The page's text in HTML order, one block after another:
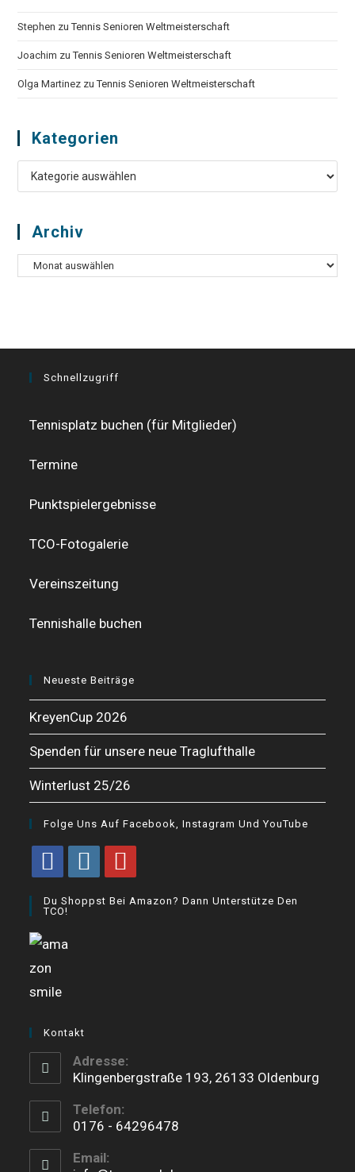
Stephen zuTennis Senioren Weltmeisterschaft
Joachim zuTennis Senioren Weltmeisterschaft
Olga Martinez zuTennis Senioren Weltmeisterschaft
Kategorien
Kategorien
Archiv
Archiv
Schnellzugriff
Tennisplatz buchen (für Mitglieder)
Termine
Punktspielergebnisse
TCO-Fotogalerie
Vereinszeitung
Tennishalle buchen
Neueste Beiträge
KreyenCup 2026
Spenden für unsere neue Traglufthalle
Winterlust 25/26
Folge Uns Auf Facebook, Instagram Und YouTube
new
tab
in
new
in
Du Shoppst Bei Amazon? Dann Unterstütze Den
TCO!
Kontakt
Adresse:
Klingenbergstraße 193, 26133 Oldenburg
Telefon:
0176 - 64296478
in
Email: